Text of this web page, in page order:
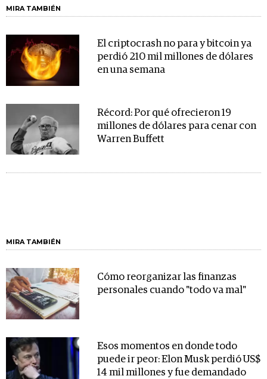
MIRA TAMBIÉN
El criptocrash no para y bitcoin ya
perdió 210 mil millones de dólares
en una semana
Récord: Por qué ofrecieron 19
millones de dólares para cenar con
Warren Buffett
MIRA TAMBIÉN
Cómo reorganizar las finanzas
personales cuando "todo va mal"
Esos momentos en donde todo
puede ir peor: Elon Musk perdió US$
14 mil millones y fue demandado